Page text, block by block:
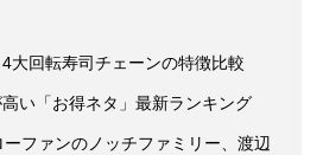
大回転寿司チェーンの特徴比較
い「お得ネタ」最新ランキング
ーファンのノッチファミリー、渡辺